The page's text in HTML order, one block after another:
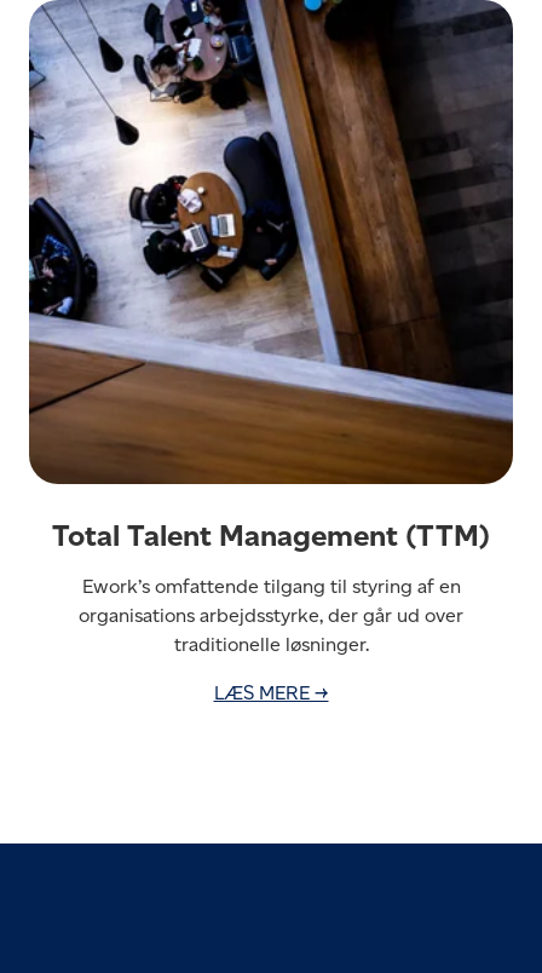
Total Talent Management (TTM)
Ework’s omfattende tilgang til styring af en
organisations arbejdsstyrke, der går ud over
traditionelle løsninger.
LÆS MERE →